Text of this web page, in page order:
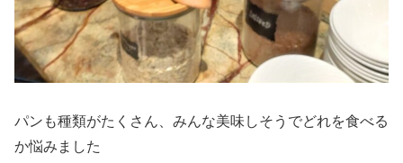
パンも種類がたくさん、みんな美味しそうでどれを食べる
か悩みました